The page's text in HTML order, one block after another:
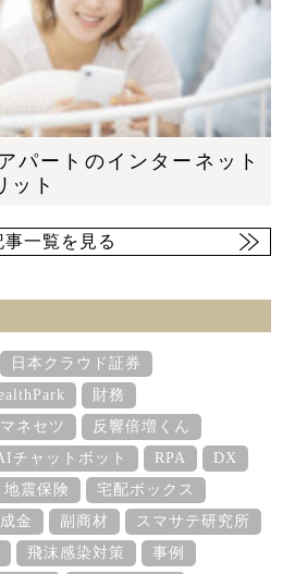
パートのインターネット
ット
事一覧を見る
日本クラウド証券
財務
マネセツ
反響倍増くん
チャットボット RPA
DX
地震保険
宅配ボックス
金 副商材
スマサテ研究所
飛沫感染対策
事例